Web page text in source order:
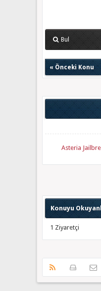
Bul
« Önceki Konu
Asteria
Konuyu
1 Ziyaretçi